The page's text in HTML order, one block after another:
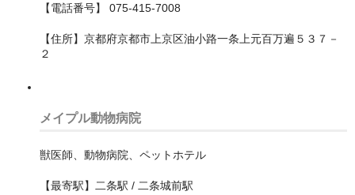
蓮田市
蕨市
越谷市
飯能市
鴻巣市
【電話番号】 075-415-7008
【住所】京都府京都市上京区油小路一条上元百万遍５３７－
２
メイプル動物病院
獣医師、動物病院、ペットホテル
【最寄駅】二条駅 / 二条城前駅